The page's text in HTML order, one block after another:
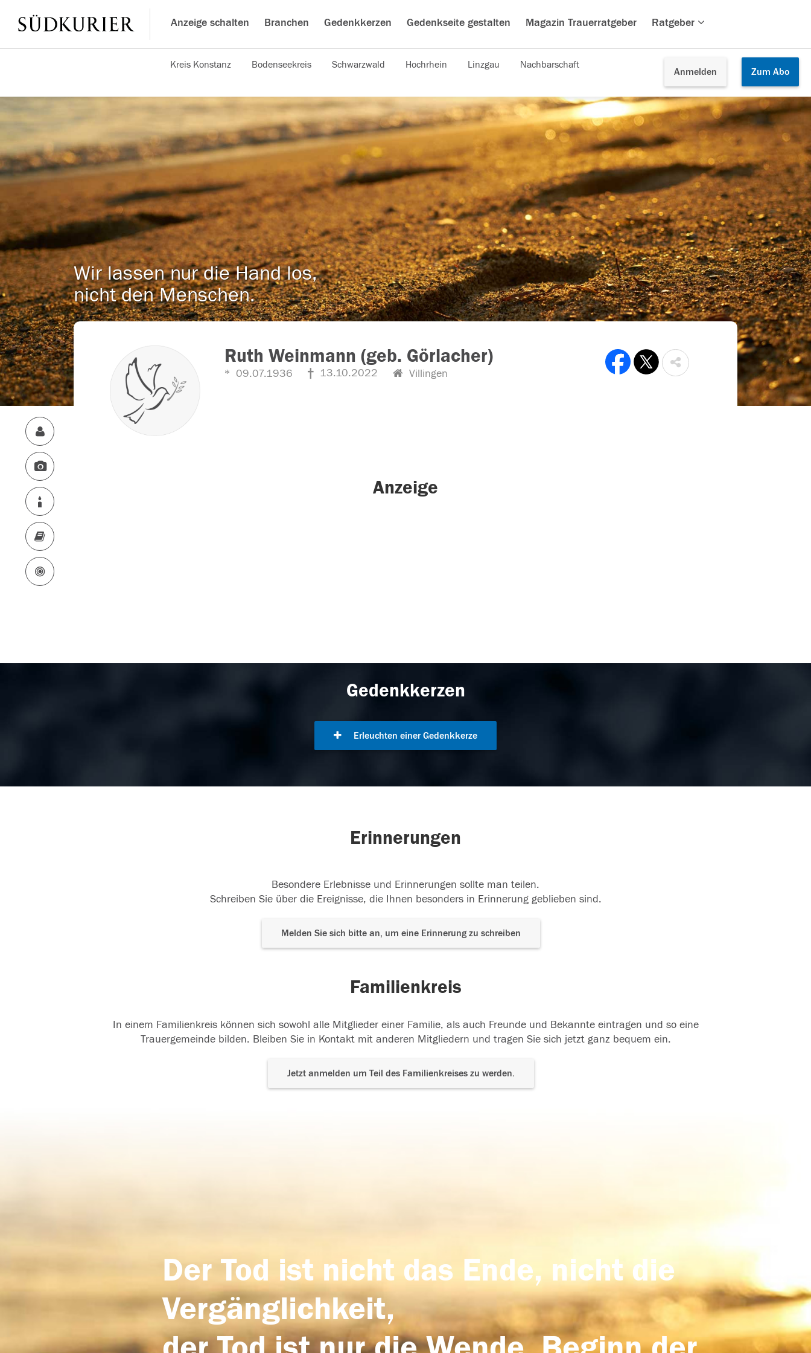
Anzeige schalten Branchen Gedenkkerzen Gedenkseite gestalten Magazin Trauerratgeber Ratgeber
Anmelden Zum Abo
Kreis Konstanz Bodenseekreis Schwarzwald Hochrhein Linzgau Nachbarschaft
Wir lassen nur die Hand los,
nicht den Menschen.
Ruth Weinmann (geb. Görlacher)
09.07.1936 13.10.2022 Villingen
Anzeige
Gedenkkerzen
Erleuchten einer Gedenkkerze
Erinnerungen
Besondere Erlebnisse und Erinnerungen sollte man teilen.
Schreiben Sie über die Ereignisse, die Ihnen besonders in Erinnerung geblieben sind.
Melden Sie sich bitte an, um eine Erinnerung zu schreiben
Familienkreis
In einem Familienkreis können sich sowohl alle Mitglieder einer Familie, als auch Freunde und Bekannte eintragen und so eine
Trauergemeinde bilden. Bleiben Sie in Kontakt mit anderen Mitgliedern und tragen Sie sich jetzt ganz bequem ein.
Jetzt anmelden um Teil des Familienkreises zu werden.
Der Tod ist nicht das Ende, nicht die
Vergänglichkeit,